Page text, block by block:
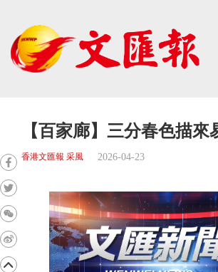
【百家廊】三分春色描來
香港文匯報 采風 2026-04-23